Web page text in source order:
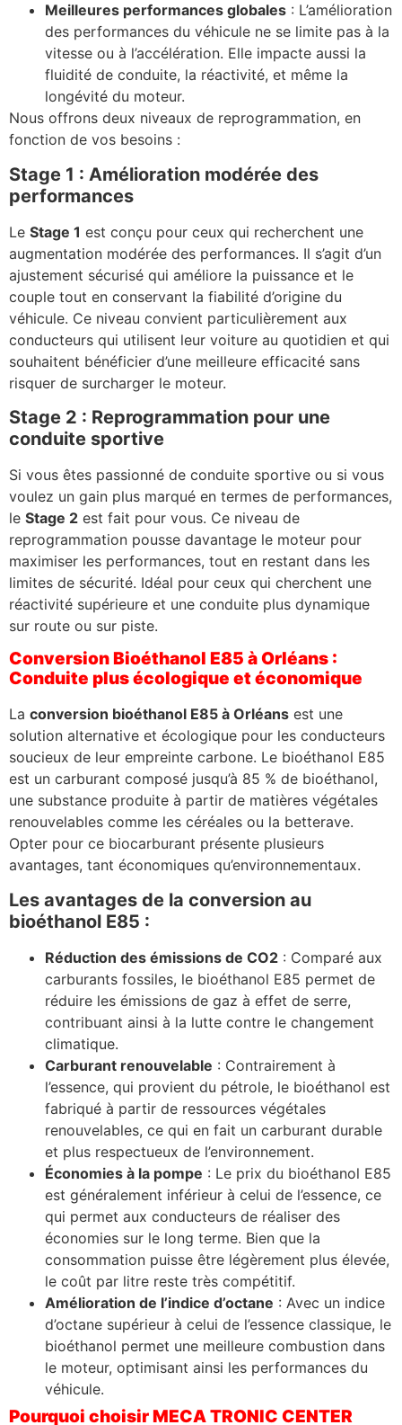
Meilleures performances globales : L’amélioration
des performances du véhicule ne se limite pas à la
vitesse ou à l’accélération. Elle impacte aussi la
fluidité de conduite, la réactivité, et même la
longévité du moteur.
Nous offrons deux niveaux de reprogrammation, en
fonction de vos besoins :
Stage 1 : Amélioration modérée des
performances
Le Stage 1 est conçu pour ceux qui recherchent une
augmentation modérée des performances. Il s’agit d’un
ajustement sécurisé qui améliore la puissance et le
couple tout en conservant la fiabilité d’origine du
véhicule. Ce niveau convient particulièrement aux
conducteurs qui utilisent leur voiture au quotidien et qui
souhaitent bénéficier d’une meilleure efficacité sans
risquer de surcharger le moteur.
Stage 2 : Reprogrammation pour une
conduite sportive
Si vous êtes passionné de conduite sportive ou si vous
voulez un gain plus marqué en termes de performances,
le Stage 2 est fait pour vous. Ce niveau de
reprogrammation pousse davantage le moteur pour
maximiser les performances, tout en restant dans les
limites de sécurité. Idéal pour ceux qui cherchent une
réactivité supérieure et une conduite plus dynamique
sur route ou sur piste.
Conversion Bioéthanol E85 à Orléans :
Conduite plus écologique et économique
La conversion bioéthanol E85 à Orléans est une
solution alternative et écologique pour les conducteurs
soucieux de leur empreinte carbone. Le bioéthanol E85
est un carburant composé jusqu’à 85 % de bioéthanol,
une substance produite à partir de matières végétales
renouvelables comme les céréales ou la betterave.
Opter pour ce biocarburant présente plusieurs
avantages, tant économiques qu’environnementaux.
Les avantages de la conversion au
bioéthanol E85 :
Réduction des émissions de CO2 : Comparé aux
carburants fossiles, le bioéthanol E85 permet de
réduire les émissions de gaz à effet de serre,
contribuant ainsi à la lutte contre le changement
climatique.
Carburant renouvelable : Contrairement à
l’essence, qui provient du pétrole, le bioéthanol est
fabriqué à partir de ressources végétales
renouvelables, ce qui en fait un carburant durable
et plus respectueux de l’environnement.
Économies à la pompe : Le prix du bioéthanol E85
est généralement inférieur à celui de l’essence, ce
qui permet aux conducteurs de réaliser des
économies sur le long terme. Bien que la
consommation puisse être légèrement plus élevée,
le coût par litre reste très compétitif.
Amélioration de l’indice d’octane : Avec un indice
d’octane supérieur à celui de l’essence classique, le
bioéthanol permet une meilleure combustion dans
le moteur, optimisant ainsi les performances du
véhicule.
Pourquoi choisir MECA TRONIC CENTER